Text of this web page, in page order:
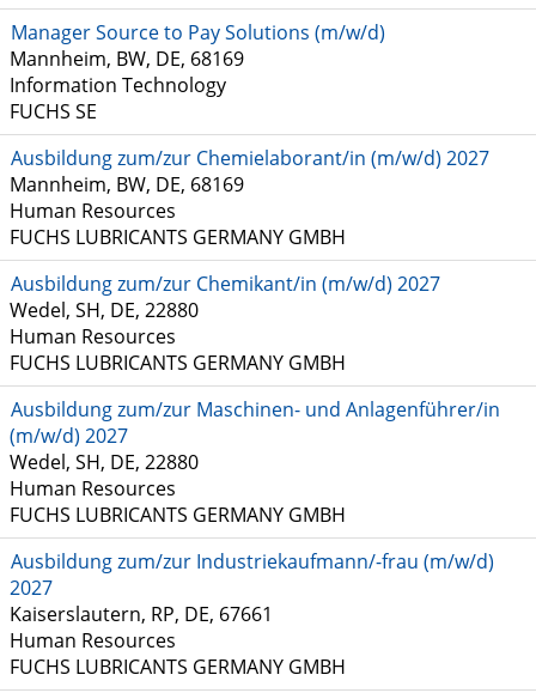
Manager Source to Pay Solutions (m/w/d)
Mannheim, BW, DE, 68169
Information Technology
FUCHS SE
Ausbildung zum/zur Chemielaborant/in (m/w/d) 2027
Mannheim, BW, DE, 68169
Human Resources
FUCHS LUBRICANTS GERMANY GMBH
Ausbildung zum/zur Chemikant/in (m/w/d) 2027
Wedel, SH, DE, 22880
Human Resources
FUCHS LUBRICANTS GERMANY GMBH
Ausbildung zum/zur Maschinen- und Anlagenführer/in
(m/w/d) 2027
Wedel, SH, DE, 22880
Human Resources
FUCHS LUBRICANTS GERMANY GMBH
Ausbildung zum/zur Industriekaufmann/-frau (m/w/d)
2027
Kaiserslautern, RP, DE, 67661
Human Resources
FUCHS LUBRICANTS GERMANY GMBH